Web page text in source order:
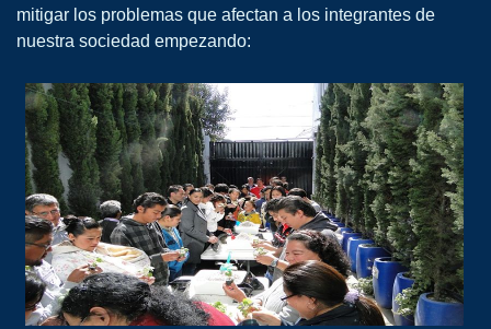
mitigar los problemas que afectan a los integrantes de
nuestra sociedad empezando: